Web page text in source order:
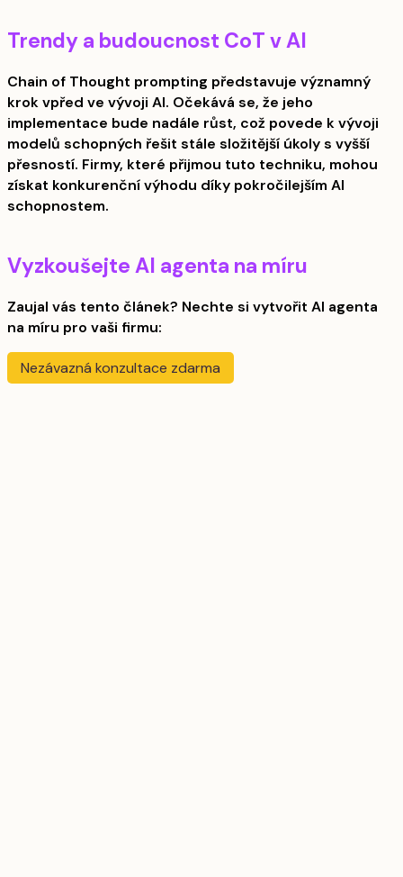
Trendy a budoucnost CoT v AI
Chain of Thought prompting představuje významný
krok vpřed ve vývoji AI. Očekává se, že jeho
implementace bude nadále růst, což povede k vývoji
modelů schopných řešit stále složitější úkoly s vyšší
přesností. Firmy, které přijmou tuto techniku, mohou
získat konkurenční výhodu díky pokročilejším AI
schopnostem.
Vyzkoušejte AI agenta na míru
Zaujal vás tento článek? Nechte si vytvořit AI agenta
na míru pro vaši firmu:
Nezávazná konzultace zdarma